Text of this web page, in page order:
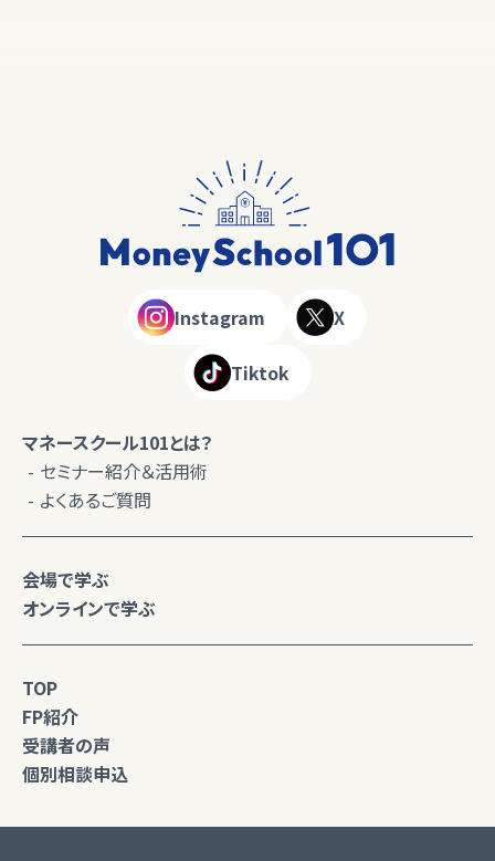
Instagram X
Tiktok
マネースクール101とは？
セミナー紹介＆活用術
よくあるご質問
会場で学ぶ
オンラインで学ぶ
TOP
FP紹介
受講者の声
個別相談申込